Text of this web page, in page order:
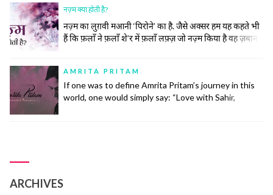
समझने का अंदाज तक ख़ालिस ईरानी हो गया।
नज़्म क्या होती है?
नज़्म का लुग़वी मआनी ‘पिरोने’ का है. जैसे अक्सर हम यह कहते भी
हैं कि फ़लाँ ने फ़लाँ शे’र में फ़लाँ लफ़्ज़ जो नज़्म किया है वह ज़बान
बेश्तर तीन... continue reading
AMRITA PRITAM
If one was to define Amrita Pritam’s journey in this
world, one would simply say: “Love with Sahir,
ARCHIVES